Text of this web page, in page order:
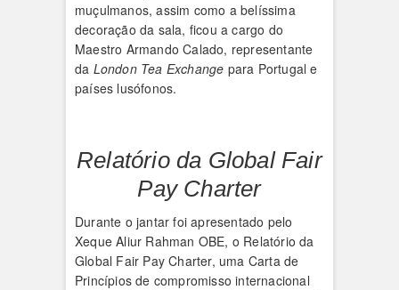
muçulmanos, assim como a belíssima
decoração da sala, ficou a cargo do
Maestro Armando Calado, representante
da London Tea Exchange para Portugal e
países lusófonos.
Relatório da Global Fair
Pay Charter
Durante o jantar foi apresentado pelo
Xeque Aliur Rahman OBE, o Relatório da
Global Fair Pay Charter, uma Carta de
Princípios de compromisso internacional